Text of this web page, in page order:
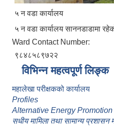
५ न वडा कार्यालय
५ न वडा कार्यालय साननडाडामा
Ward Contact Number:
९८४८५८९७२२
विभिन्न महत्वपूर्ण लिङ्क
महालेखा परीक्षकको कार्यालय
Profiles
Alternative Energy
सधीय मामिला तथा सामान्य प्रशासन